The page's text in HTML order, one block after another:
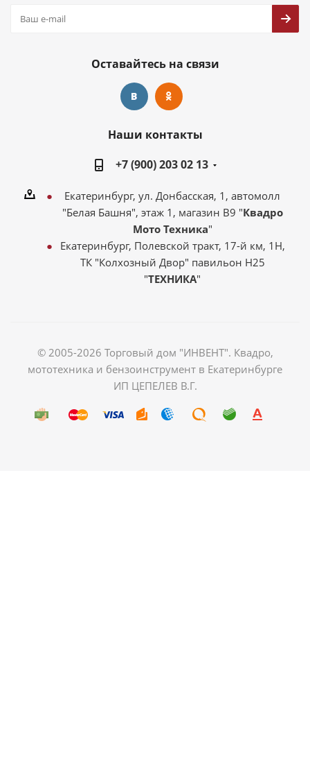
Оставайтесь на связи
Наши контакты
+7 (900) 203 02 13
Екатеринбург, ул. Донбасская, 1, автомолл
"Белая Башня", этаж 1, магазин В9 "Квадро
Мото Техника"
Екатеринбург, Полевской тракт, 17-й км, 1Н,
ТК "Колхозный Двор" павильон Н25
"ТЕХНИКА"
© 2005-2026 Торговый дом "ИНВЕНТ". Квадро,
мототехника и бензоинструмент в Екатеринбурге
ИП ЦЕПЕЛЕВ В.Г.